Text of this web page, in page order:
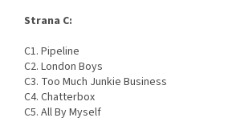
Strana C:
C1. Pipeline
C2. London Boys
C3. Too Much Junkie Business
C4. Chatterbox
C5. All By Myself